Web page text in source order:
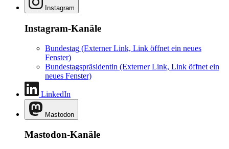
Instagram
Instagram-Kanäle
Bundestag (Externer Link, Link öffnet ein neues
Fenster)
Bundestagspräsidentin (Externer Link, Link öffnet ein
neues Fenster)
LinkedIn
Mastodon
Mastodon-Kanäle